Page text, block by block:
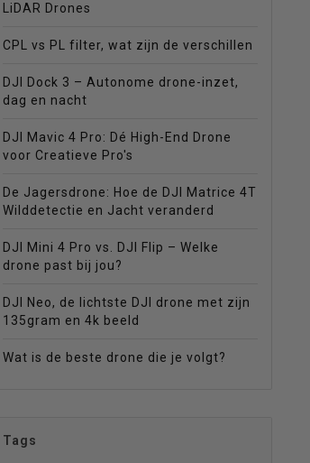
LiDAR Drones
CPL vs PL filter, wat zijn de verschillen
DJI Dock 3 – Autonome drone-inzet,
dag en nacht
DJI Mavic 4 Pro: Dé High-End Drone
voor Creatieve Pro's
De Jagersdrone: Hoe de DJI Matrice 4T
Wilddetectie en Jacht veranderd
DJI Mini 4 Pro vs. DJI Flip – Welke
drone past bij jou?
DJI Neo, de lichtste DJI drone met zijn
135gram en 4k beeld
Wat is de beste drone die je volgt?
Tags